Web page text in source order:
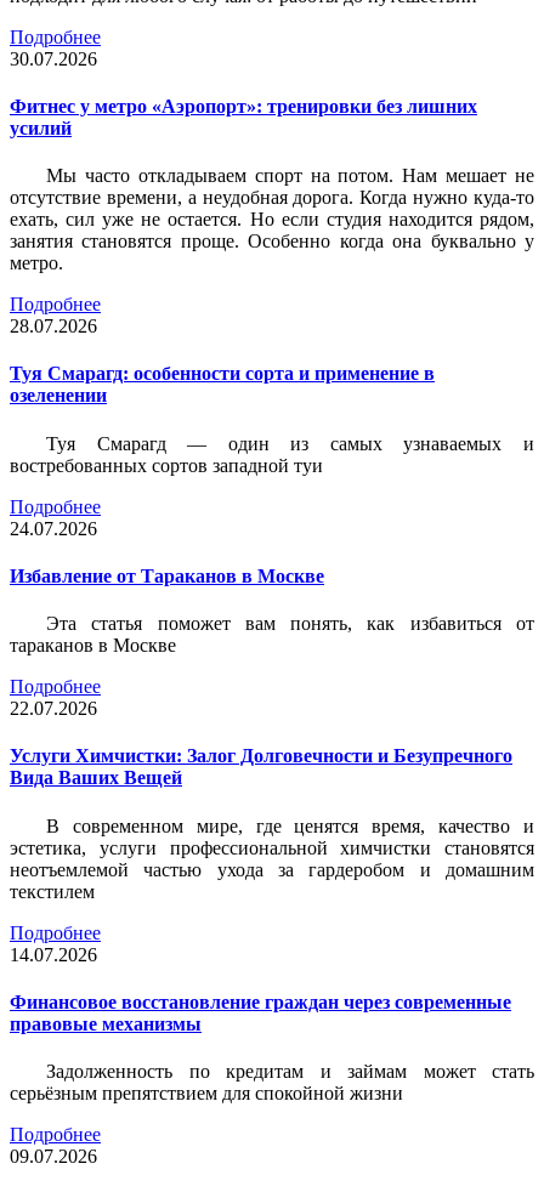
Подробнее
30.07.2026
Фитнес у метро «Аэропорт»: тренировки без лишних
усилий
Мы часто откладываем спорт на потом. Нам мешает не
отсутствие времени, а неудобная дорога. Когда нужно куда-то
ехать, сил уже не остается. Но если студия находится рядом,
занятия становятся проще. Особенно когда она буквально у
метро.
Подробнее
28.07.2026
Туя Смарагд: особенности сорта и применение в
озеленении
Туя Смарагд — один из самых узнаваемых и
востребованных сортов западной туи
Подробнее
24.07.2026
Избавление от Тараканов в Москве
Эта статья поможет вам понять, как избавиться от
тараканов в Москве
Подробнее
22.07.2026
Услуги Химчистки: Залог Долговечности и Безупречного
Вида Ваших Вещей
В современном мире, где ценятся время, качество и
эстетика, услуги профессиональной химчистки становятся
неотъемлемой частью ухода за гардеробом и домашним
текстилем
Подробнее
14.07.2026
Финансовое восстановление граждан через современные
правовые механизмы
Задолженность по кредитам и займам может стать
серьёзным препятствием для спокойной жизни
Подробнее
09.07.2026